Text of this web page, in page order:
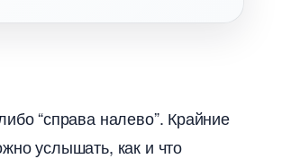
“справа налево”. Крайние
услышать, как и что